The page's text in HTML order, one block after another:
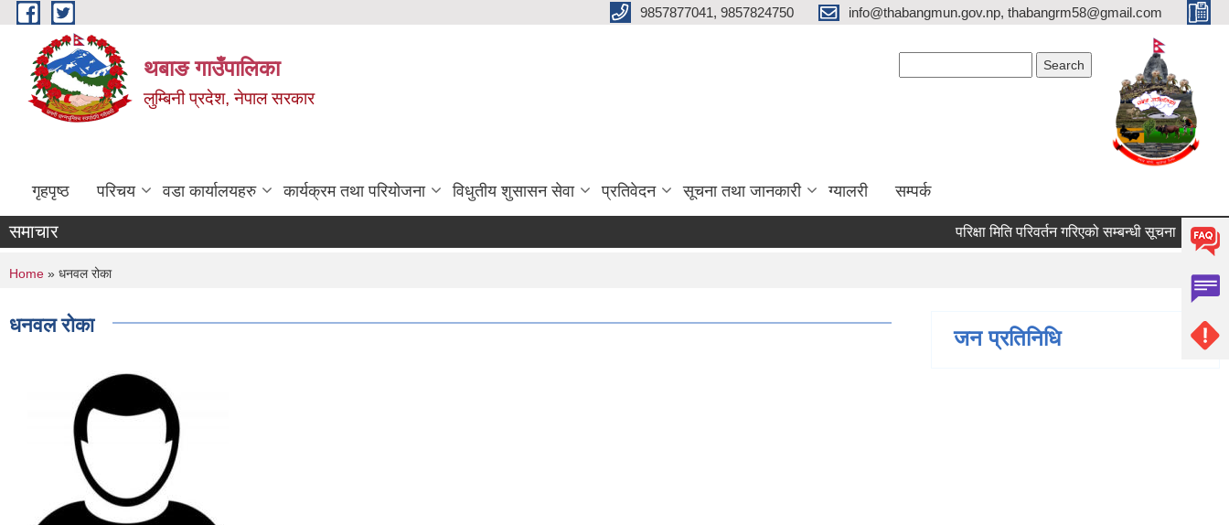
Skip to main content 9857877041, 9857824750 info@thabangmun.gov.np, thabangrm58@gmail.com
थबाङ गाउँपालिका
लुम्बिनी प्रदेश, नेपाल सरकार
गृहपृष्ठ परिचय वडा कार्यालयहरु कार्यक्रम तथा परियोजना विधुतीय शुसासन सेवा प्रतिवेदन सूचना तथा जानकारी ग्यालरी सम्पर्क
समाचार परिक्षा मिति परिवर्तन गरिएको सम्बन्धी सूचना । मृगौला
You are here
Home » धनवल रोका
धनवल रोका
जन प्रतिनिधि